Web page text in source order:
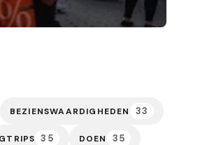
BEZIENSWAARDIGHEDEN 33
35 DOEN 35